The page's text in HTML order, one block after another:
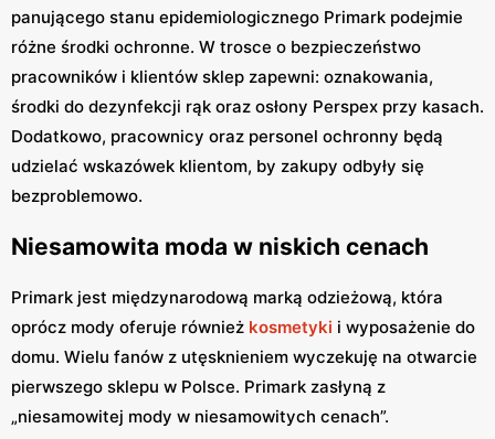
panującego stanu epidemiologicznego Primark podejmie
różne środki ochronne. W trosce o bezpieczeństwo
pracowników i klientów sklep zapewni: oznakowania,
środki do dezynfekcji rąk oraz osłony Perspex przy kasach.
Dodatkowo, pracownicy oraz personel ochronny będą
udzielać wskazówek klientom, by zakupy odbyły się
bezproblemowo.
Niesamowita moda w niskich cenach
Primark jest międzynarodową marką odzieżową, która
oprócz mody oferuje również kosmetyki i wyposażenie do
domu. Wielu fanów z utęsknieniem wyczekuję na otwarcie
pierwszego sklepu w Polsce. Primark zasłyną z
„niesamowitej mody w niesamowitych cenach”.